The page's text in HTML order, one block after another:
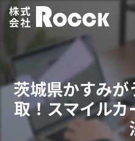
茨城県かすみ
取！スマイル